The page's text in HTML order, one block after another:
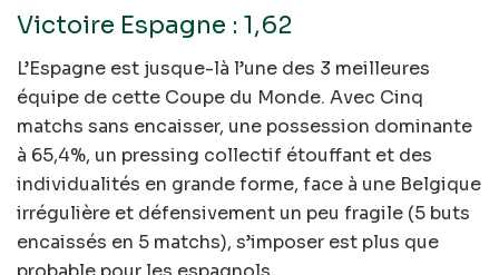
Victoire Espagne : 1,62
L’Espagne est jusque-là l’une des 3 meilleures
équipe de cette Coupe du Monde. Avec Cinq
matchs sans encaisser, une possession dominante
à 65,4%, un pressing collectif étouffant et des
individualités en grande forme, face à une Belgique
irrégulière et défensivement un peu fragile (5 buts
encaissés en 5 matchs), s’imposer est plus que